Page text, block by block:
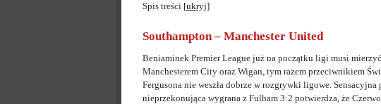
Spis treści [ukryj]
Southampton – Manchester United
Beniaminek Premier League już na początku ligi musi
Manchesterem City oraz Wigan, tym razem przeciwnikiem
Fergusona nie weszła dobrze w rozgrywki ligowe.
nieprzekonująca wygrana z Fulham 3:2 potwierdza, że